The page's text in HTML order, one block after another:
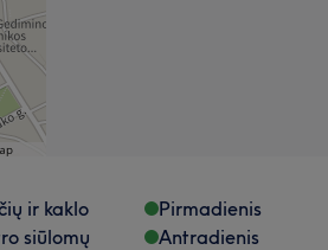
ir kaklo
siūlomų
Pirmadienis
Antradienis